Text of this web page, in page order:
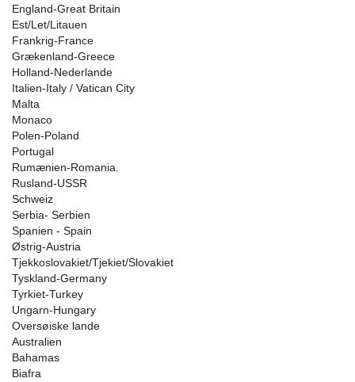
England-Great Britain
Est/Let/Litauen
Frankrig-France
Grækenland-Greece
Holland-Nederlande
Italien-Italy / Vatican City
Malta
Monaco
Polen-Poland
Portugal
Rumænien-Romania.
Rusland-USSR
Schweiz
Serbia- Serbien
Spanien - Spain
Østrig-Austria
Tjekkoslovakiet/Tjekiet/Slovakiet
Tyskland-Germany
Tyrkiet-Turkey
Ungarn-Hungary
Oversøiske lande
Australien
Bahamas
Biafra